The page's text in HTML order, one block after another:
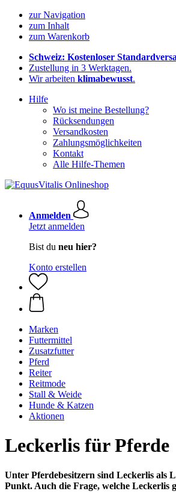
zur Navigation
zum Inhalt
zum Warenkorb
Schweiz: Kostenloser
Zustellung in 3 Werktagen.
Wir arbeiten klimabewusst.
Hilfe
Wo ist meine Bestellung?
Rücksendungen
Versandkosten
Zahlungsmöglichkeiten
Kontakt
Alle Hilfe-Themen
Anmelden
Jetzt anmelden
Bist du neu hier?
Konto erstellen
Marken
Futtermittel
Zusatzfutter
Pferd
Reiter
Reitmode
Stall & Weide
Hunde & Katzen
Aktionen
Leckerlis für Pferde
Unter Pferdebesitzern sind Leckerlis als
Punkt. Auch die Frage, welche Leckerlis